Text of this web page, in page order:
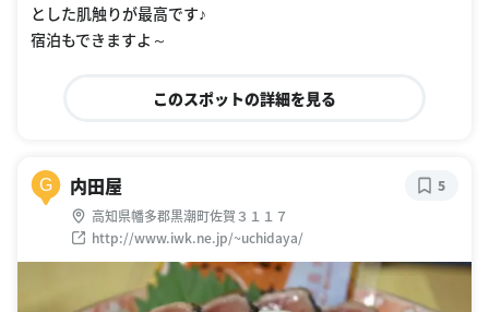
とした肌触りが最高です♪
宿泊もできますよ～
このスポットの詳細を見る
G 内田屋
高知県幡多郡黒潮町佐賀３１１７
http://www.iwk.ne.jp/~uchidaya/
5